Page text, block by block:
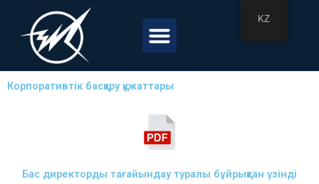
content
Menu
Корпоративтік басқару құжаттары
Бас директорды тағайындау туралы бұйрықтан үзінді
KZ